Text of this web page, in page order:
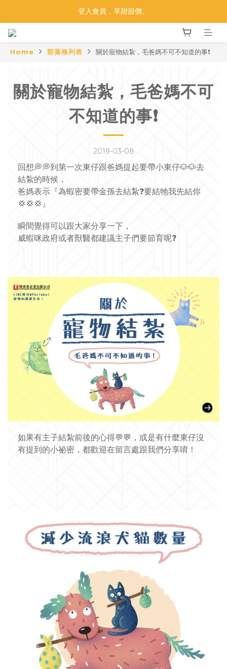
【莫比33 金光閃閃】買莫比，抽黃金！
登入會員，享甜甜價。
Home 部落格列表 關於寵物結紮，毛爸媽不可不知道的事❗
關於寵物結紮，毛爸媽不可
不知道的事❗
2019-03-08
回想💭💭到第一次東仔跟爸媽提起要帶小東仔🐶🐶去
結紮的時候，
爸媽表示『為蝦密要帶金孫去結紮❓要結牠我先結你
💢 💢 💢 』
瞬間覺得可以跟大家分享一下，
威蝦咪政府或者獸醫都建議主子們要節育呢❓
如果有主子結紮前後的心得💬 💬 ，或是有什麼東仔沒
有提到的小祕密，都歡迎在留言處跟我們分享唷！